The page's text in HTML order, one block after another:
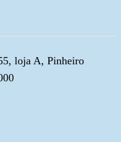
loja A, Pinheiro